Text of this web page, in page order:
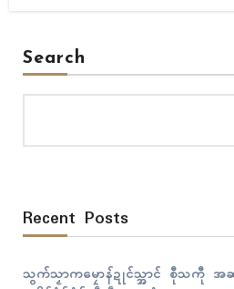
Search
Recent Posts
သွက်သၟာကမၠောန်ဍုၚ်သ္အာၚ် စီုသကီု အ